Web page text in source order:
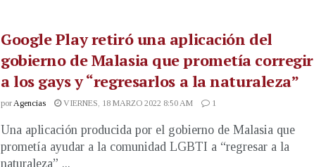
Google Play retiró una aplicación del
gobierno de Malasia que prometía corregir
a los gays y “regresarlos a la naturaleza”
porAgencias VIERNES, 18 MARZO 2022 8:50 AM 1
Una aplicación producida por el gobierno de Malasia que
prometía ayudar a la comunidad LGBTI a “regresar a la
naturaleza” ...